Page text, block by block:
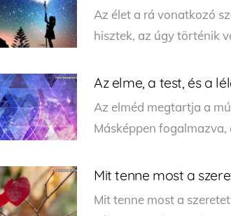
Az élet a rá vonatkozó
hisztek, az úgy történik
Az elme, a test, és a
Az elméd megtartja a
Másképpen fogalmazva,
Mit tenne most a
Mit tenne most a